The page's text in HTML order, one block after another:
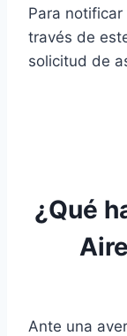
Para
través de
solicitud de
¿Qué
Ante una